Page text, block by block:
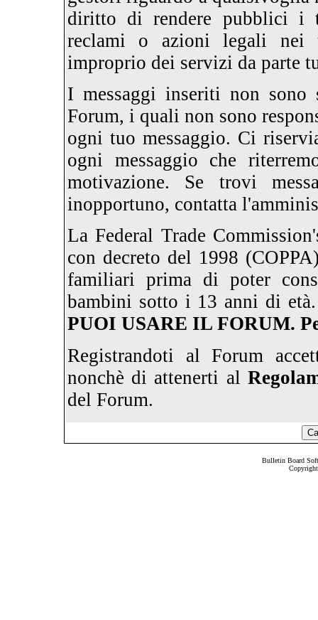
diritto di rendere pubblici i
reclami o azioni legali nei
improprio dei servizi da parte
I messaggi inseriti non
Forum, i quali non sono
ogni tuo messaggio. Ci
ogni messaggio che
motivazione. Se trovi
inopportuno, contatta
La Federal Trade
con decreto del 1998
familiari prima di poter
bambini sotto i 13 anni di
PUOI USARE IL FORUM.
Registrandoti al Forum
nonchè di attenerti al
del Forum.
Bulletin Board